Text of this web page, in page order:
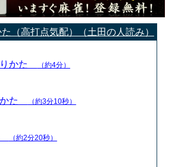
（高打点気配）（土田の人読み）
りかた （約4分）
かた （約3分10秒）
（約2分20秒）